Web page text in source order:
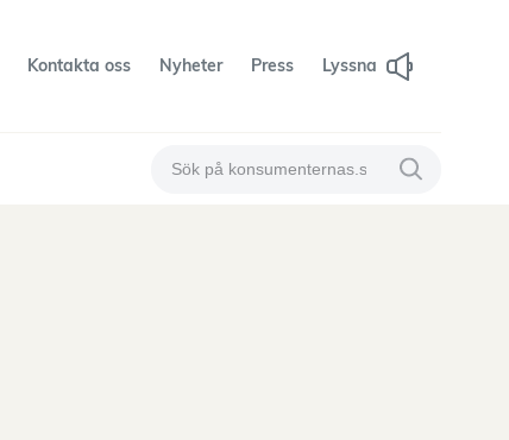
Kontakta oss Nyheter Press Lyssna
Sök på konsumenternas Sök på